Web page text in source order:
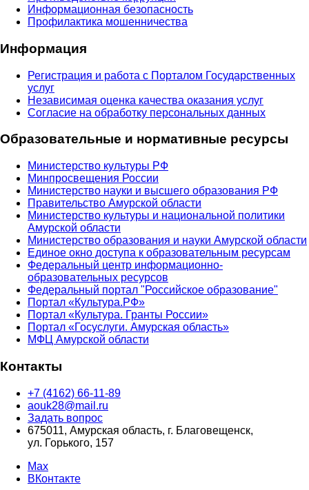
Информационная безопасность
Профилактика мошенничества
Информация
Регистрация и работа с Порталом Государственных
услуг
Независимая оценка качества оказания услуг
Согласие на обработку персональных данных
Образовательные и нормативные ресурсы
Министерство культуры РФ
Минпросвещения России
Министерство науки и высшего образования РФ
Правительство Амурской области
Министерство культуры и национальной политики
Амурской области
Министерство образования и науки Амурской области
Единое окно доступа к образовательным ресурсам
Федеральный центр информационно-
образовательных ресурсов
Федеральный портал "Российское образование"
Портал «Культура.РФ»
Портал «Культура. Гранты России»
Портал «Госуслуги. Амурская область»
МФЦ Амурской области
Контакты
+7 (4162) 66-11-89
aouk28@mail.ru
Задать вопрос
675011, Амурская область, г. Благовещенск,
ул. Горького, 157
Max
ВКонтакте